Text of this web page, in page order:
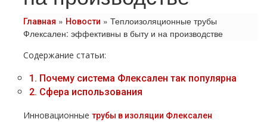
Главная » Новости » Теплоизоляционные трубы
Флексален: эффективны в быту и на производстве
Содержание статьи:
1. Почему система Флексален так популярна
2. Сфера использования
Инновационные трубы в изоляции Флексален